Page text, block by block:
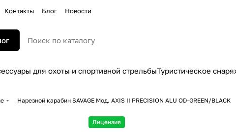
Контакты Блог Новости
для охоты и спортивной стрельбыТуристическое
Нарезной карабин SAVAGE Мод. AXIS II PRECISION ALU OD-GREEN/BLACK
Лицензия